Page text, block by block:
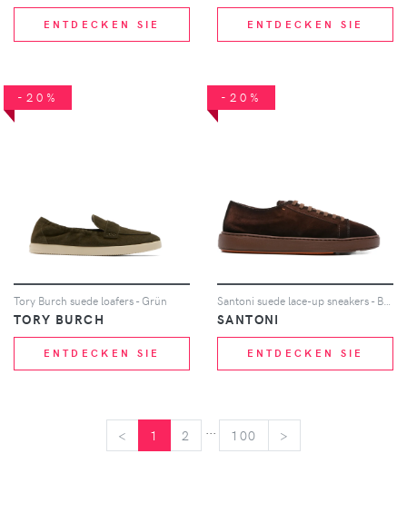
ENTDECKEN SIE ENTDECKEN SIE
-20%
Tory Burch suede loafers - Grün
TORY BURCH
ENTDECKEN SIE
-20%
SANTONI
ENTDECKEN SIE
< 1 2 100 >